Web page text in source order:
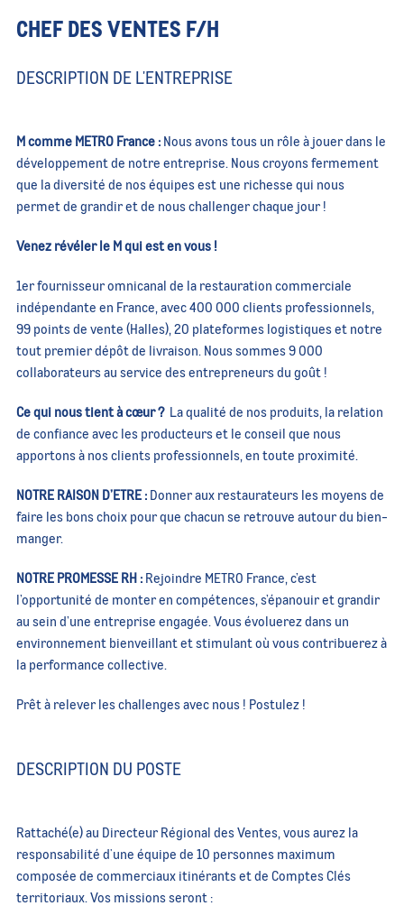
CHEF DES VENTES F/H
DESCRIPTION DE L'ENTREPRISE
M comme METRO France :Nous avons tous un rôle à jouer dans le
développement de notre entreprise. Nous croyons fermement
que la diversité de nos équipes est une richesse qui nous
permet de grandir et de nous challenger chaque jour !
Venez révéler le M qui est en vous !
1er fournisseur omnicanal de la restauration commerciale
indépendante en France, avec 400 000 clients professionnels,
99 points de vente (Halles), 20 plateformes logistiques et notre
tout premier dépôt de livraison. Nous sommes 9 000
collaborateurs au service des entrepreneurs du goût !
Ce qui nous tient à cœur ? La qualité de nos produits, la relation
de confiance avec les producteurs et le conseil que nous
apportons à nos clients professionnels, en toute proximité.
NOTRE RAISON D’ETRE : Donner aux restaurateurs les moyens de
faire les bons choix pour que chacun se retrouve autour du bien-
manger.
NOTRE PROMESSE RH :Rejoindre METRO France, c’est
l’opportunité de monter en compétences, s’épanouir et grandir
au sein d’une entreprise engagée. Vous évoluerez dans un
environnement bienveillant et stimulant où vous contribuerez à
la performance collective.
Prêt à relever les challenges avec nous ! Postulez !
DESCRIPTION DU POSTE
Rattaché(e) au Directeur Régional des Ventes, vous aurez la
responsabilité d'une équipe de 10 personnes maximum
composée de commerciaux itinérants et de Comptes Clés
territoriaux. Vos missions seront :